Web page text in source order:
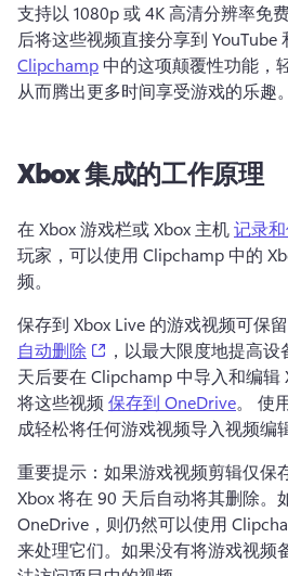
支持以 1080p 或 4K 高清分辨率免
后将这些视频直接分享到 YouTube
Clipchamp 中的这项颠覆性功能，
从而腾出更多时间享受游戏的乐趣。
Xbox 集成的工作原理
在 Xbox 游戏栏或 Xbox 主机 记录
玩家，可以使用 Clipchamp 中的
频。
保存到 Xbox Live 的游戏视频可保
自动删除
(opens in a new tab)
，以最大限度地提高设
天后要在 Clipchamp 中导入和编辑
将这些视频 保存到 OneDrive。 使
成轻松将任何游戏视频导入视频编
重要提示：如果游戏视频剪辑仅保
Xbox 将在 90 天后自动将其删除。
OneDrive，则仍然可以使用
来处理它们。 如果没有将游戏视频